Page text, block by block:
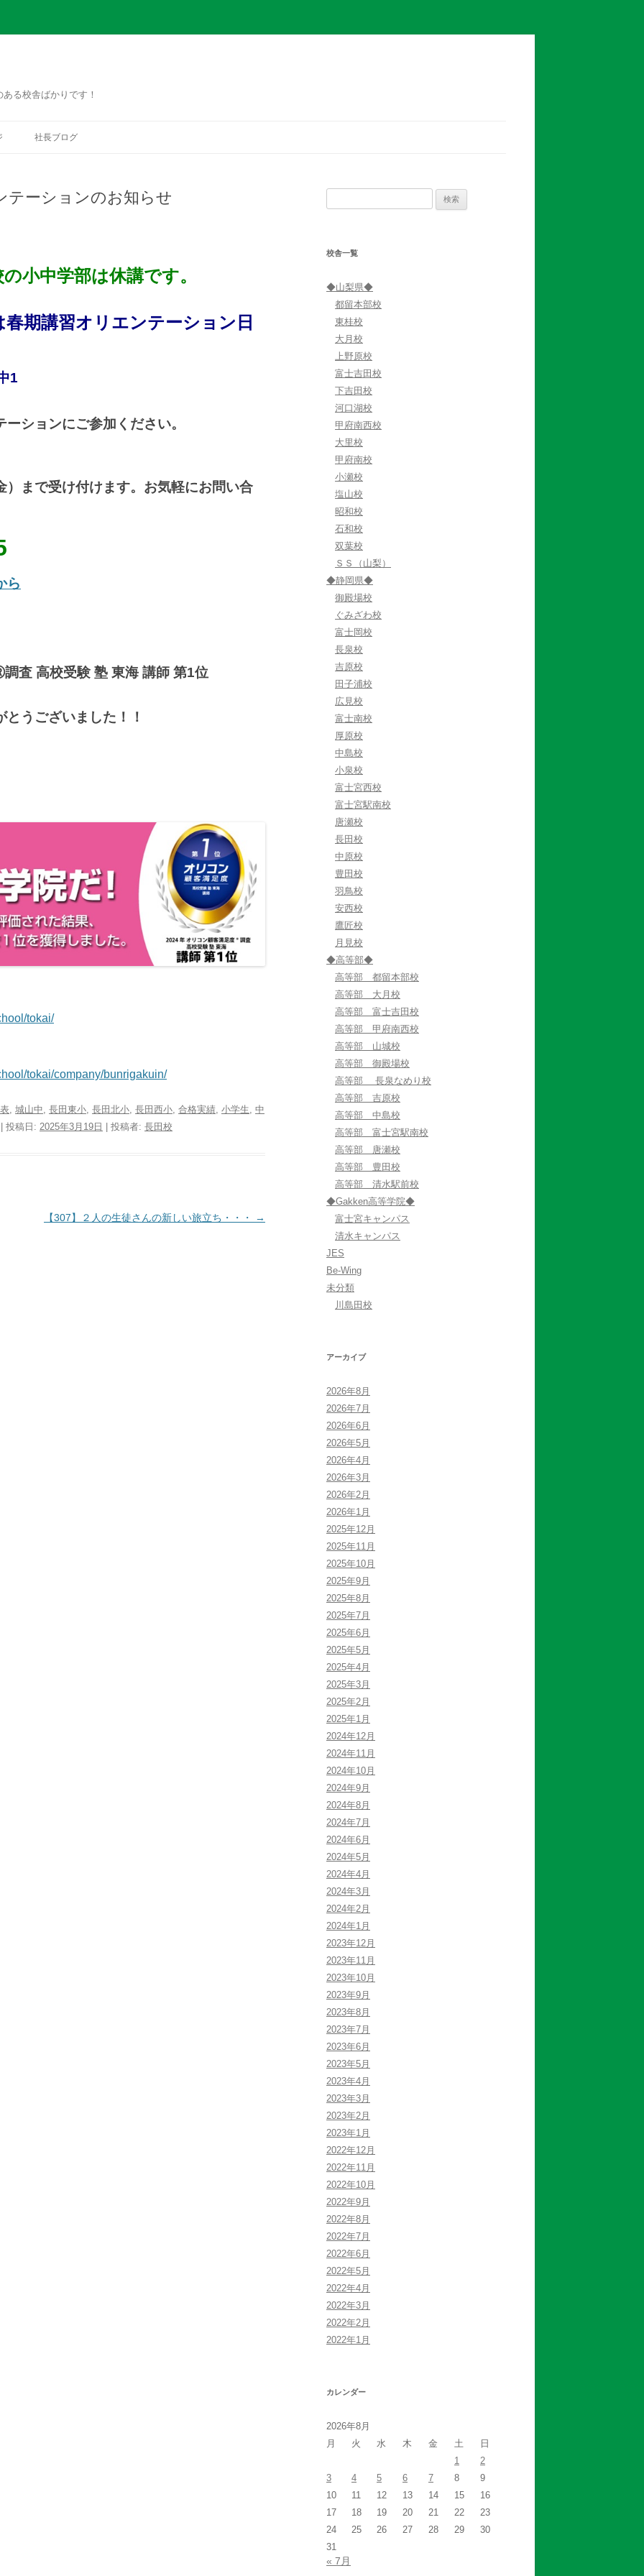
る校舎ばかりです！
キ
ッ
社長ブログ
テーションのお知らせ
小中学部は休講です。
期講習オリエンテーション日
1
ションにご参加ください。
まで受け付けます。 お気軽にお問い合
ら
査 高校受験 塾 東海 講師 第1位
うございました！！
tokai/
tokai/company/bunrigakuin/
城山中 長田東小 長田北小 長田西小 合格実績 小学生 中
| 投稿日: 2025年3月19日 投稿者: 長田校
【307】２人の生徒さんの新しい旅立ち・・・ →
校舎一覧
◆山梨県◆
都留本部校
東桂校
大月校
上野原校
富士吉田校
下吉田校
河口湖校
甲府南西校
大里校
甲府南校
小瀬校
塩山校
昭和校
石和校
双葉校
ＳＳ（山梨）
◆静岡県◆
御殿場校
ぐみざわ校
富士岡校
長泉校
吉原校
田子浦校
広見校
富士南校
厚原校
中島校
小泉校
富士宮西校
富士宮駅南校
唐瀬校
長田校
中原校
豊田校
羽鳥校
安西校
鷹匠校
月見校
◆高等部◆
高等部 都留本部校
高等部 大月校
高等部 富士吉田校
高等部 甲府南西校
高等部 山城校
高等部 御殿場校
高等部 長泉なめり校
高等部 吉原校
高等部 中島校
高等部 富士宮駅南校
高等部 唐瀬校
高等部 豊田校
高等部 清水駅前校
◆Gakken高等学院◆
富士宮キャンパス
清水キャンパス
JES
Be-Wing
未分類
川島田校
アーカイブ
2026年8月
2026年7月
2026年6月
2026年5月
2026年4月
2026年3月
2026年2月
2026年1月
2025年12月
2025年11月
2025年10月
2025年9月
2025年8月
2025年7月
2025年6月
2025年5月
2025年4月
2025年3月
2025年2月
2025年1月
2024年12月
2024年11月
2024年10月
2024年9月
2024年8月
2024年7月
2024年6月
2024年5月
2024年4月
2024年3月
2024年2月
2024年1月
2023年12月
2023年11月
2023年10月
2023年9月
2023年8月
2023年7月
2023年6月
2023年5月
2023年4月
2023年3月
2023年2月
2023年1月
2022年12月
2022年11月
2022年10月
2022年9月
2022年8月
2022年7月
2022年6月
2022年5月
2022年4月
2022年3月
2022年2月
2022年1月
カレンダー
2026年8月
月
火 水 木 金 土
日
1
2
3
4 5 6 7 8
9
10
11 12 13 14 15
16
17
18 19 20 21 22
23
24
25 26 27 28 29
30
31
« 7月